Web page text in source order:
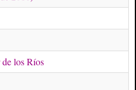
los Ríos